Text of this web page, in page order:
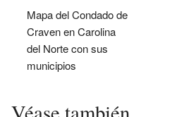
Mapa del Condado de
Craven en Carolina
del Norte con sus
municipios